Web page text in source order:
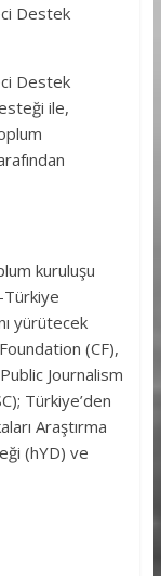
Destek
Destek
ile,
kuruluşu
Türkiye
yürütecek
(CF),
Journalism
Türkiye’den
Araştırma
(hYD) ve